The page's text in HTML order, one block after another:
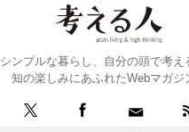
シンプルな暮らし、自分の頭で考え
知の楽しみにあふれたWebマガジ